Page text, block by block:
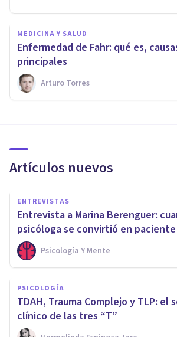
MEDICINA Y SALUD
Enfermedad de Fahr: qué es,
principales
Arturo Torres
Artículos nuevos
ENTREVISTAS
Entrevista a Marina Berenguer:
psicóloga se convirtió en paciente
Psicología Y Mente
PSICOLOGÍA
TDAH, Trauma Complejo y TLP: el
clínico de las tres “T”